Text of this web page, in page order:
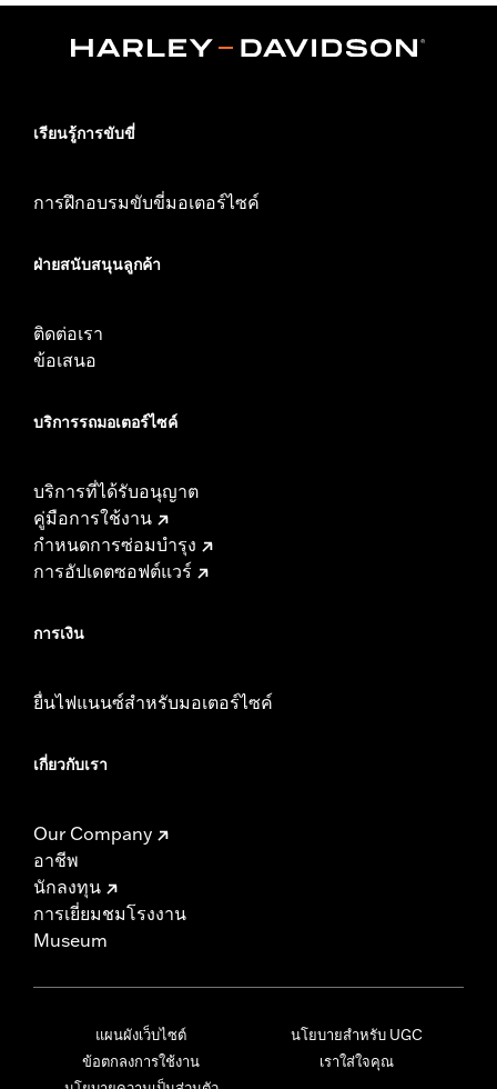
เรียนรู้การขับขี่
การฝึกอบรมขับขี่มอเตอร์ไซค์
ฝ่ายสนับสนุนลูกค้า
ติดต่อเรา
ข้อเสนอ
บริการรถมอเตอร์ไซค์​
บริการที่ได้รับอนุญาต
คู่มือการใช้งาน
กำหนดการซ่อมบำรุง
การอัปเดตซอฟต์แวร์
การเงิน
ยื่นไฟแนนซ์สำหรับมอเตอร์ไซค์
เกี่ยวกับเรา
Our Company
อาชีพ
นักลงทุน
การเยี่ยมชมโรงงาน
Museum
แผนผังเว็บไซต์
ข้อตกลงการใช้งาน
นโยบายสำหรับ UGC
เราใส่ใจคุณ